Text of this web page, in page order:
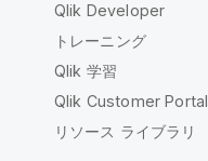
Qlik Developer
トレーニング
Qlik 学習
Qlik Customer Portal
リソース ライブラリ